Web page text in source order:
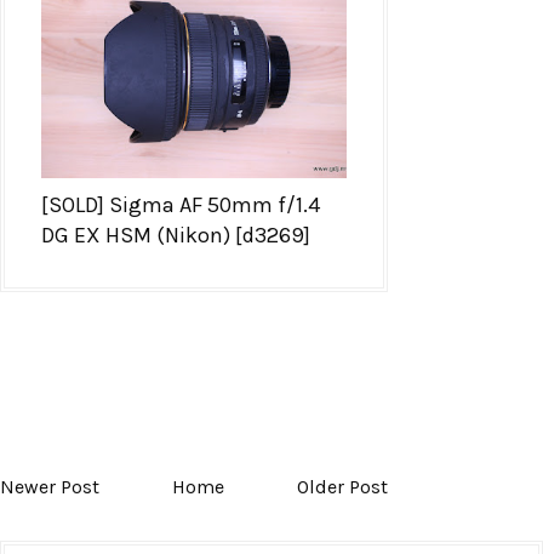
[SOLD] Sigma AF 50mm f/1.4
DG EX HSM (Nikon) [d3269]
Newer Post Home Older Post